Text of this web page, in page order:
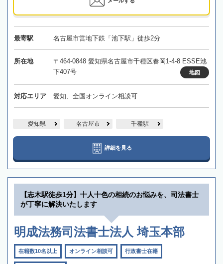
最寄駅 名古屋市営地下鉄「池下駅」徒歩2分
所在地
〒464-0848 愛知県名古屋市千種区春岡1-4-8 ESSE池
下407号
地図
対応エリア 愛知、全国オンライン相談可
愛知県 名古屋市 千種駅
詳細を見る
【志木駅徒歩1分】十人十色の相続のお悩みを、司法書士
が丁寧に解決いたします
明成法務司法書士法人 埼玉本部
在籍数10名以上 オンライン相談可 行政書士在籍